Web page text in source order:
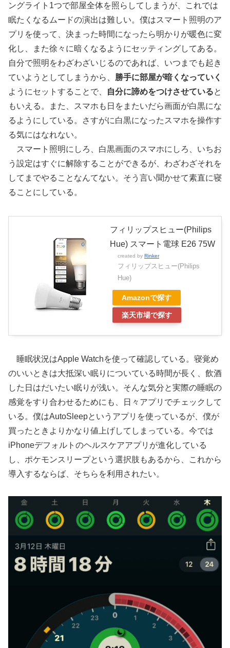
ングライト1つで部屋全体を照らしてしまうが、これでは
眠たくなるムードの演出は難しい。僕はスマート照明のア
プリを使って、決まった時間になったら明かりが暖色に変
化し、また徐々に暗くなるようにセッティングしてある。
自分で照明をわざわざいじるのであれば、いつまでも起き
ていようとしてしまうから、 勝手に部屋が暗くなっていく
ようにセットすることで、
自分に諦めをつけさせていると
もいえる。また、スマホも日をまたいだら画面が白黒にな
るようにしている。さすがに白黒になったスマホを操作す
る気にはなれない。
スマート照明にしろ、白黒画面のスマホにしろ、いちお
う設定はすぐに解除することができるが、わざわざそれを
してまでやることなんてない。そう言い聞かせて素直に寝
ることにしている。
フィリップスヒュー(Philips
Hue) スマート電球 E26 75W
created by Rinker
フィリップスヒュー(Philips
Hue)
Amazonで探す
楽天市場で探す
睡眠状況はApple Watchを使って確認している。寝覚め
のいいときは大抵深い眠りについている時間が長く、飲酒
した日はだいたい眠りが浅い。そんな気分と実際の睡眠の
感覚をすり合わせるためにも、日々アプリでチェックして
いる。僕はAutoSleepというアプリを使っているが、僕が
買ったときよりかなり値上げしてしまっている。今では
iPhoneデフォルトのヘルスケアアプリが進化している
し、ポケモンスリープという選択肢もあるから、これから
導入するならば、そちらを利用されたい。